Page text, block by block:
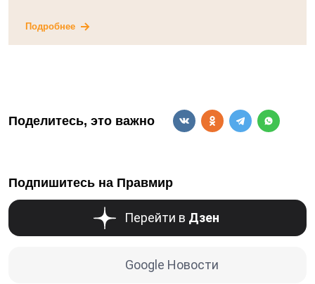
Подробнее
Поделитесь, это важно
Подпишитесь на Правмир
Перейти в Дзен
Google Новости